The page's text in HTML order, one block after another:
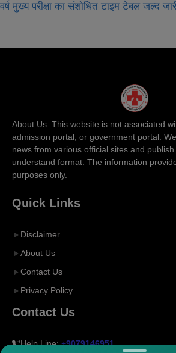
वर्ष मुख्‍य परीक्षा का संशोधित टाइम टेबल जल्द
About Us: This website is not associated
admission portal, or government portal.
news from various official sites and
understand format. The information
purposes only.
Quick Links
Disclaimer
About Us
Contact Us
Privacy Policy
Contact Us
Help Line:+9079146951